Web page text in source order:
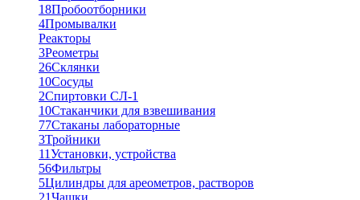
18Пробоотборники
4Промывалки
Реакторы
3Реометры
26Склянки
10Сосуды
2Спиртовки СЛ-1
10Стаканчики для взвешивания
77Стаканы лабораторные
3Тройники
11Установки, устройства
56Фильтры
5Цилиндры для ареометров, растворов
21Чашки